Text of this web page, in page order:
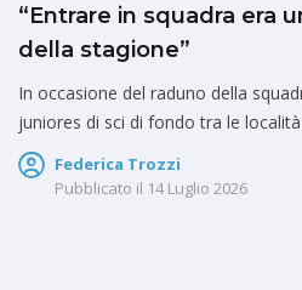
“Entrare in squadra era
della stagione”
In occasione del raduno della
juniores di sci di fondo tra le
Federica Trozzi
Pubblicato il 14 Luglio 2026